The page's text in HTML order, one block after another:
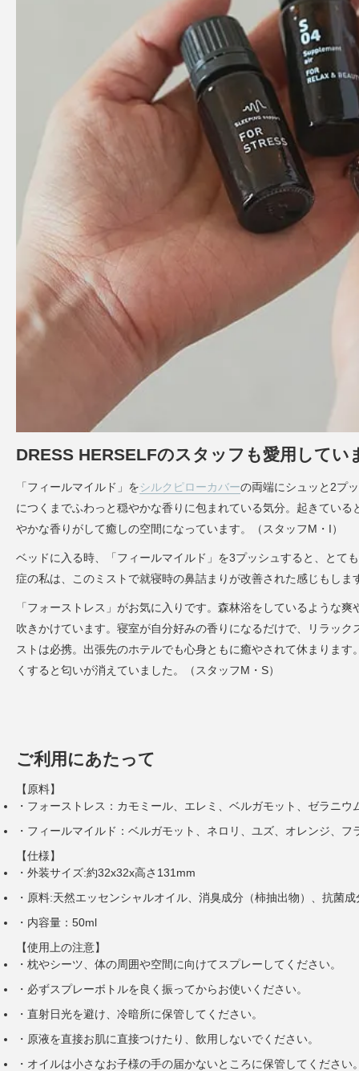
DRESS HERSELFのスタッフも愛用してい
「フィールマイルド」をシルクピローカバーの両端にシュッと2プ
につくまでふわっと穏やかな香りに包まれている気分。起きてい
やかな香りがして癒しの空間になっています。（スタッフM・I）
ベッドに入る時、「フィールマイルド」を3プッシュすると、とて
症の私は、このミストで就寝時の鼻詰まりが改善された感じもしま
「フォーストレス」がお気に入りです。森林浴をしているような
吹きかけています。寝室が自分好みの香りになるだけで、リラッ
ストは必携。出張先のホテルでも心身ともに癒やされて休まりま
くすると匂いが消えていました。（スタッフM・S）
ご利用にあたって
【原料】
・フォーストレス：カモミール、エレミ、ベルガモット、ゼラニウ
・フィールマイルド：ベルガモット、ネロリ、ユズ、オレンジ、フ
【仕様】
・外装サイズ:約32x32x高さ131mm
・原料:天然エッセンシャルオイル、消臭成分（柿抽出物）、抗菌
・内容量：50ml
【使用上の注意】
・枕やシーツ、体の周囲や空間に向けてスプレーしてください。
・必ずスプレーボトルを良く振ってからお使いください。
・直射日光を避け、冷暗所に保管してください。
・原液を直接お肌に直接つけたり、飲用しないでください。
・オイルは小さなお子様の手の届かないところに保管してください